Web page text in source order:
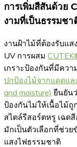
การเพิ่มสีสันด้วย
งามที่เป็นธรรมชา
งานฝ้าไม้ที่ต้องรับแ
UV การผสม
เกราะป้องกันที่มีคว
ปกป้องไม้จากแดดแล
and moisture) ยืนยัน
ป้องกันไม่ให้เนื้อไม้ถู
สไตล์รีสอร์ตหรู เฉด
มักเป็นตัวเลือกที่ช่ว
แสงไฟธรรมชาติ